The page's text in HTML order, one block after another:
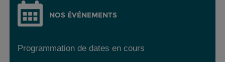
NOS ÉVÉNEMENTS
Programmation de dates en cours